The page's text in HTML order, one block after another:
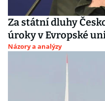
Za státní dluhy
úroky v Evropské
Názory a analýzy